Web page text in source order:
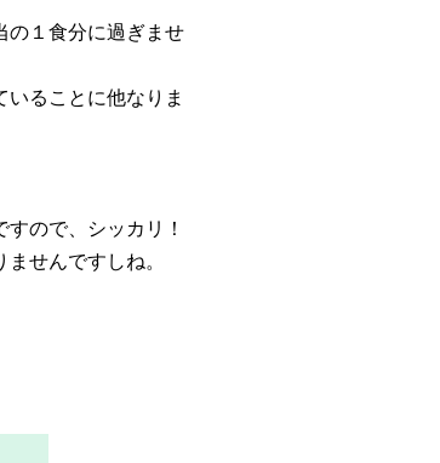
の１食分に過ぎませ
ることに他なりま
ので、シッカリ！
せんですしね。